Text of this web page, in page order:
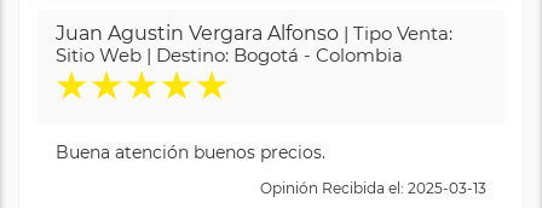
Juan Agustin Vergara Alfonso | Tipo Venta:
Sitio Web | Destino: Bogotá - Colombia
★★★★★
Buena atención buenos precios.
Opinión Recibida el: 2025-03-13